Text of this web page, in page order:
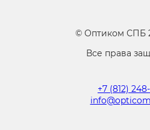
© Оптиком СПБ
Все права
+7 (812)